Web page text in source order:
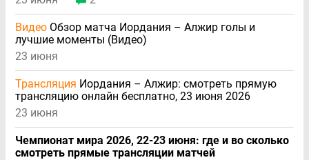
Видео Обзор матча Иордания – Алжир голы и
лучшие моменты (Видео)
23 июня
Трансляция Иордания – Алжир: смотреть прямую
трансляцию онлайн бесплатно, 23 июня 2026
23 июня
Чемпионат мира 2026, 22-23 июня: где и во сколько
смотреть прямые трансляции матчей